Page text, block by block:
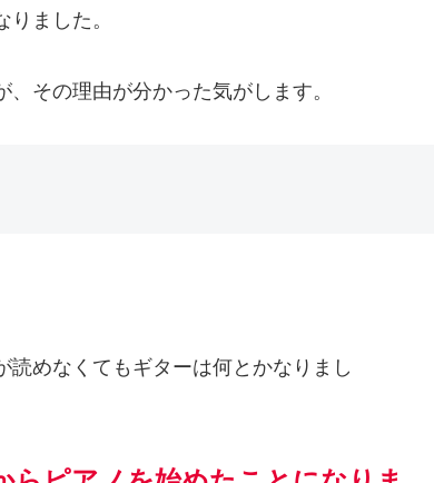
ました。
その理由が分かった気がします。
めなくてもギターは何とかなりまし